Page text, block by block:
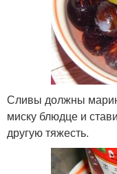
Сливы должны
миску блюдце и
другую тяжесть.